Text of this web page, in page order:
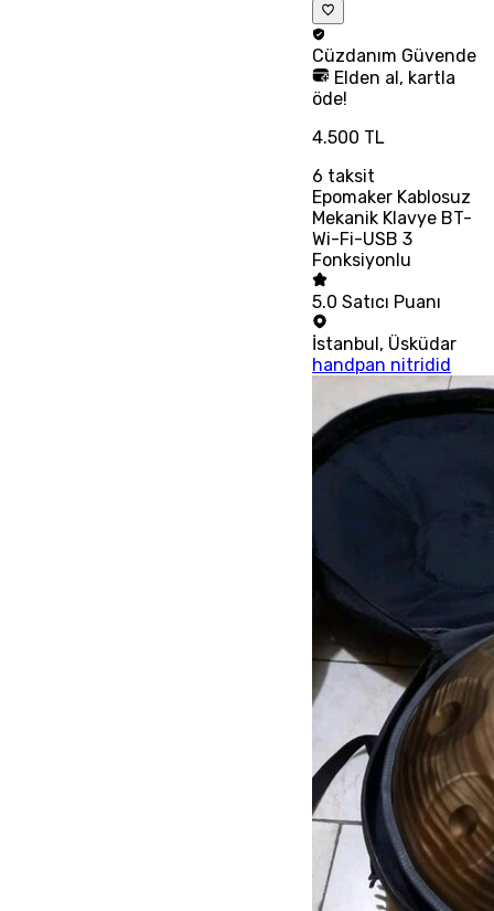
Cüzdanım Güvende
Elden al, kartla
öde!
4.500 TL
6 taksit
Epomaker Kablosuz
Mekanik Klavye BT-
Wi-Fi-USB 3
Fonksiyonlu
5.0 Satıcı Puanı
İstanbul, Üsküdar
handpan nitridid